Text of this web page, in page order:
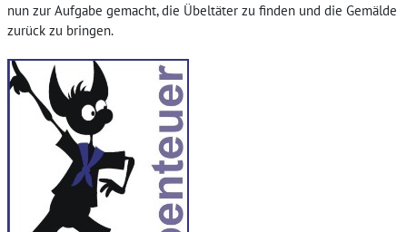
nun zur Aufgabe gemacht, die Übeltäter zu finden und die Gemälde
zurück zu bringen.